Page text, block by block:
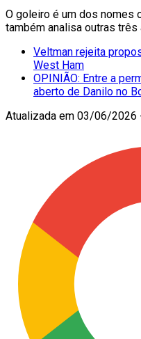
O goleiro é um dos nomes
também analisa outras
Veltman rejeita
West Ham
OPINIÃO: Entre a
aberto de Danilo no
Atualizada em 03/06/2026